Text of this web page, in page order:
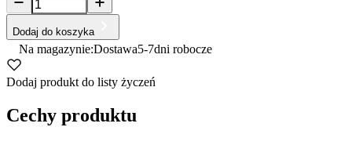
Dodaj do koszyka
Na magazynie:Dostawa5-7dni robocze
Dodaj produkt do listy życzeń
Cechy produktu